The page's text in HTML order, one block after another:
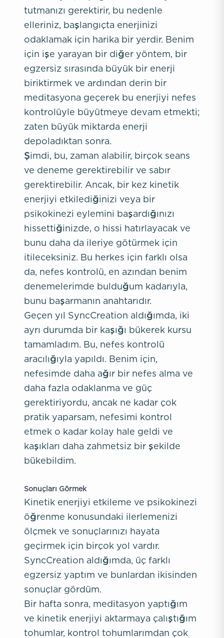
tutmanızı gerektirir, bu nedenle
elleriniz, başlangıçta enerjinizi
odaklamak için harika bir yerdir. Benim
için işe yarayan bir diğer yöntem, bir
egzersiz sırasında büyük bir enerji
biriktirmek ve ardından derin bir
meditasyona geçerek bu enerjiyi nefes
kontrolüyle büyütmeye devam etmekti;
zaten büyük miktarda enerji
depoladıktan sonra.
Şimdi, bu, zaman alabilir, birçok seans
ve deneme gerektirebilir ve sabır
gerektirebilir. Ancak, bir kez kinetik
enerjiyi etkilediğinizi veya bir
psikokinezi eylemini başardığınızı
hissettiğinizde, o hissi hatırlayacak ve
bunu daha da ileriye götürmek için
itileceksiniz. Bu herkes için farklı olsa
da, nefes kontrolü, en azından benim
denemelerimde bulduğum kadarıyla,
bunu başarmanın anahtarıdır.
Geçen yıl SyncCreation aldığımda, iki
ayrı durumda bir kaşığı bükerek kursu
tamamladım. Bu, nefes kontrolü
aracılığıyla yapıldı. Benim için,
nefesimde daha ağır bir nefes alma ve
daha fazla odaklanma ve güç
gerektiriyordu, ancak ne kadar çok
pratik yaparsam, nefesimi kontrol
etmek o kadar kolay hale geldi ve
kaşıkları daha zahmetsiz bir şekilde
bükebildim.
Sonuçları Görmek
Kinetik enerjiyi etkileme ve psikokinezi
öğrenme konusundaki ilerlemenizi
ölçmek ve sonuçlarınızı hayata
geçirmek için birçok yol vardır.
SyncCreation aldığımda, üç farklı
egzersiz yaptım ve bunlardan ikisinden
sonuçlar gördüm.
Bir hafta sonra, meditasyon yaptığım
ve kinetik enerjiyi aktarmaya çalıştığım
tohumlar, kontrol tohumlarımdan çok